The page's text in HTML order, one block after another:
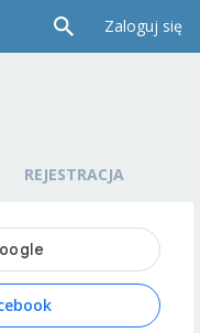
Zaloguj się
REJESTRACJA